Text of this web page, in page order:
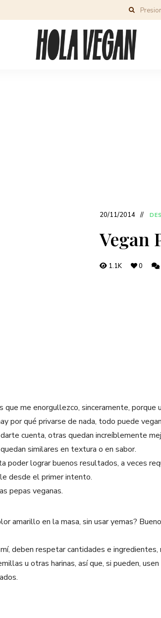
20/11/2014
Vegan
1.1K 0
me enorgullezco, sinceramente, porque
por qué privarse de nada, todo puede
cuenta, otras quedan increíblemente
similares en textura o en sabor.
poder lograr buenos resultados, a veces
desde el primer intento.
pepas veganas.
amarillo en la masa, sin usar yemas?
deben respetar cantidades e
u otras harinas, así que, si pueden,